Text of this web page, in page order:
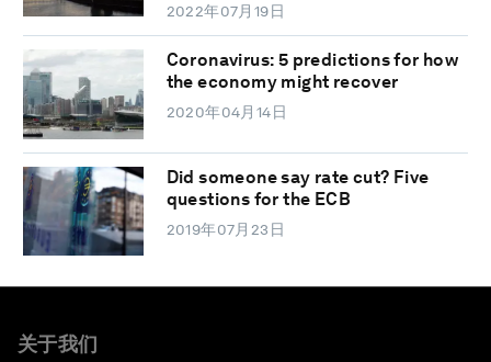
2022年07月19日
Coronavirus: 5 predictions for how
the economy might recover
2020年04月14日
Did someone say rate cut? Five
questions for the ECB
2019年07月23日
关于我们